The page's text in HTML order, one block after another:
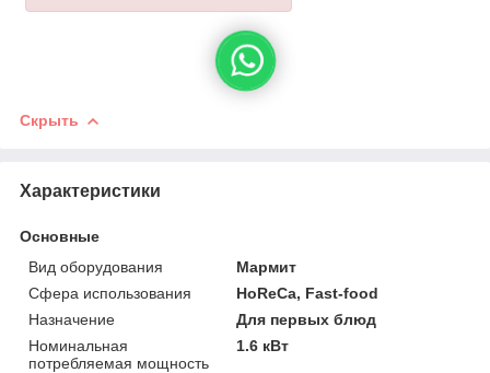
Скрыть
Характеристики
Основные
Вид оборудования
Мармит
Сфера использования
HoReCa, Fast-food
Назначение
Для первых блюд
Номинальная
потребляемая мощность
1.6 кВт